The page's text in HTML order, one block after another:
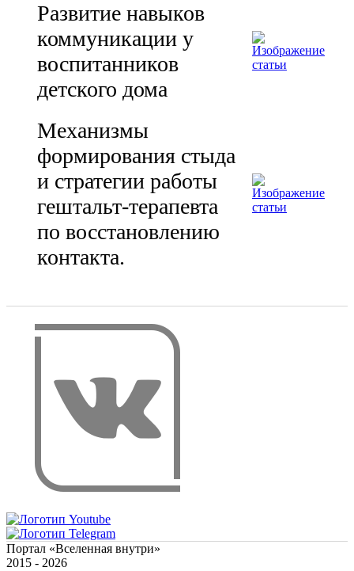
Развитие навыков
коммуникации у
воспитанников
детского дома
Механизмы
формирования стыда
и стратегии работы
гештальт-терапевта
по восстановлению
контакта.
Портал «Вселенная внутри»
2015 - 2026